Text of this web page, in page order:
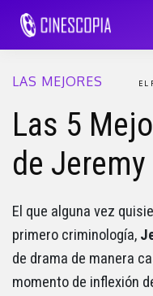
LAS MEJORES EL
Las 5
de
El que alguna vez
primero criminología,
de drama de manera
momento de inflexión